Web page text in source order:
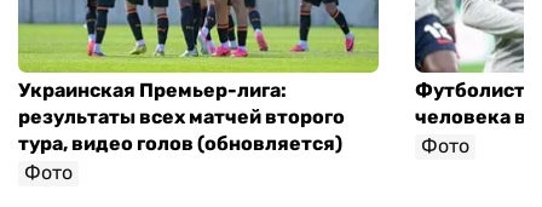
Украинская Премьер-лига:
результаты всех матчей второго
тура, видео голов (обновляется)
Фото
Футболист
человека в
Фото